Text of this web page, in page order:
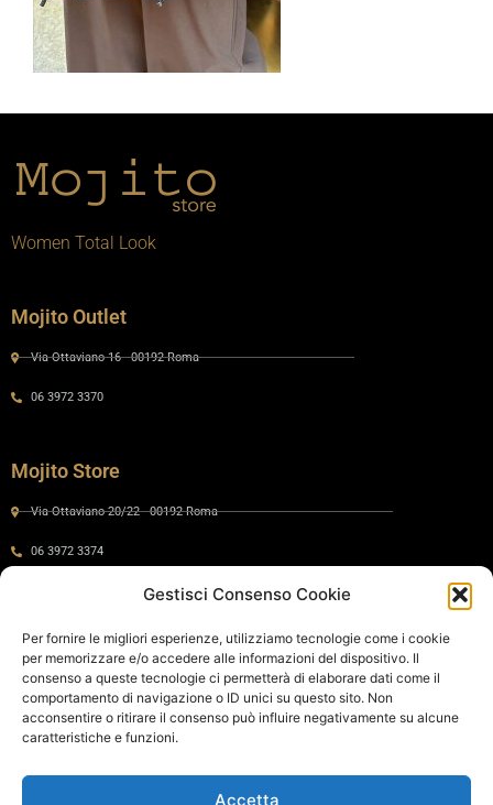
Gestisci Consenso Cookie
Per fornire le migliori esperienze, utilizziamo tecnologie come i cookie
per memorizzare e/o accedere alle informazioni del dispositivo. Il
consenso a queste tecnologie ci permetterà di elaborare dati come il
comportamento di navigazione o ID unici su questo sito. Non
acconsentire o ritirare il consenso può influire negativamente su alcune
caratteristiche e funzioni.
Accetta
Women Total Look
Mojito Outlet
Via Ottaviano 16 - 00192 Roma
06 3972 3370
Mojito Store
Via Ottaviano 20/22 - 00192 Roma
06 3972 3374
Via Ottaviano 24 - 00192 Roma
06 575 8821
Policy